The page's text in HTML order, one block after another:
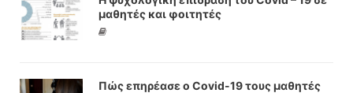
μαθητές και φοιτητές
Πώς επηρέασε ο Covid-19 τους μαθητές